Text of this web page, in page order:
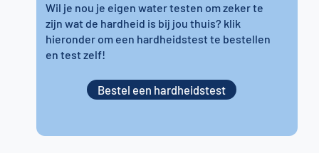
Wil je nou je eigen water testen om zeker te
zijn wat de hardheid is bij jou thuis? klik
hieronder om een hardheidstest te bestellen
en test zelf!
Bestel een hardheidstest